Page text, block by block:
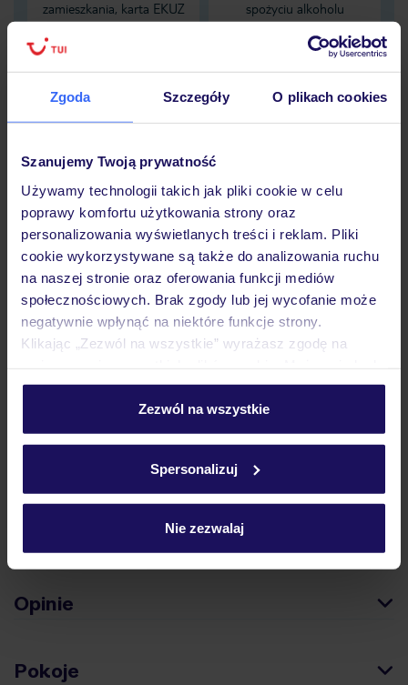
Zgoda Szczegóły O plikach cookies
Szanujemy Twoją prywatność
Używamy technologii takich jak pliki cookie w celu
poprawy komfortu użytkowania strony oraz
personalizowania wyświetlanych treści i reklam. Pliki
cookie wykorzystywane są także do analizowania ruchu
na naszej stronie oraz oferowania funkcji mediów
społecznościowych. Brak zgody lub jej wycofanie może
negatywnie wpłynąć na niektóre funkcje strony.
Klikając „Zezwól na wszystkie” wyrażasz zgodę na
personalizować swój wybór wchodząc w zakładkę
Szczegółowe informacje o plikach cookie znajdziesz
Zezwól na wszystkie
Spersonalizuj
Nie zezwalaj
zamieszkania, karta EKUZ
spożyciu alkoholu
zaistniałych pod wpływem
alkoholu
Sprawdź szczegóły
wariantów ochrony »
Dlaczego warto wybrać TUI?
Lider niskich cen
Największe biuro
podróży w Polsce
Opinie
Pokoje